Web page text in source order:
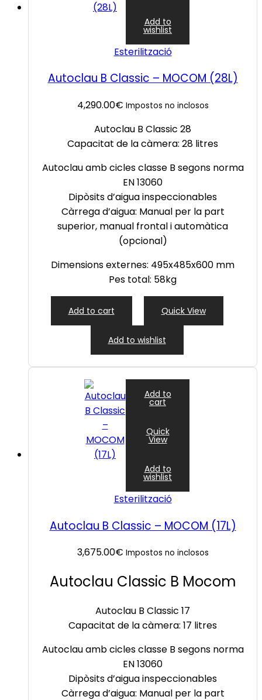
Add to
wishlist
Esterilització
Autoclau B Classic – MOCOM (28L)
4,290.00€ Impostos no inclosos
Autoclau B Classic 28
Capacitat de la càmera: 28 litres
Autoclau amb cicles classe B segons norma
EN 13060
Dipòsits d’aiguainspeccionables
Càrrega d’aigua: Manual per la part
superior, manual frontal i automàtica
(opcional)
Dimensions externes: 495x485x600 mm
Pes total: 58kg
Add to cart Quick View
Add to wishlist
Add to
cart
Quick
View
Add to
wishlist
Esterilització
Autoclau B Classic – MOCOM (17L)
3,675.00€ Impostos no inclosos
Autoclau Classic B Mocom
Autoclau B Classic 17
Capacitat de la càmera: 17 litres
Autoclau amb cicles classe B segons norma
EN 13060
Dipòsits d’aiguainspeccionables
Càrrega d’aigua: Manual per la part